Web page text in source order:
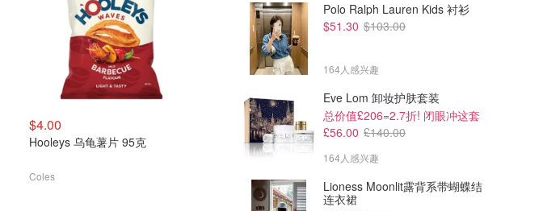
$4.00
Hooleys 乌龟薯片 95克
Coles
m&s 开心果杏仁黄油曲奇 1盒
$4.00
Hooleys 波浪薯片 盐醋味 1包
Polo Ralph Lauren Kids 衬衫
$51.30 $103.00
164人感兴趣
Eve Lom 卸妆护肤套装
总价值£206=2.7折! 闭眼冲这套
£56.00 £140.00
164人感兴趣
Lioness Moonlit露背系带蝴蝶结
连衣裙